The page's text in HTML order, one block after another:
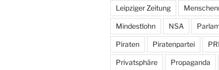
Leipziger Zeitung
Mindestlohn NSA
Piraten Piratenpartei
Privatsphäre Propaganda